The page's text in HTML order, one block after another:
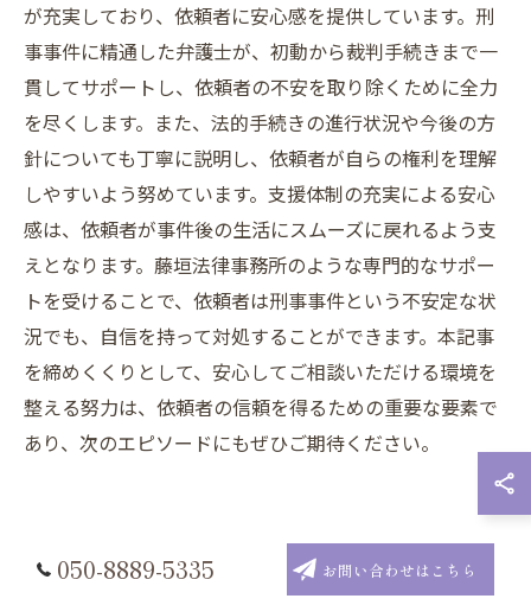
が充実しており、依頼者に安心感を提供しています。刑
事事件に精通した弁護士が、初動から裁判手続きまで一
貫してサポートし、依頼者の不安を取り除くために全力
を尽くします。また、法的手続きの進行状況や今後の方
針についても丁寧に説明し、依頼者が自らの権利を理解
しやすいよう努めています。支援体制の充実による安心
感は、依頼者が事件後の生活にスムーズに戻れるよう支
えとなります。藤垣法律事務所のような専門的なサポー
トを受けることで、依頼者は刑事事件という不安定な状
況でも、自信を持って対処することができます。本記事
を締めくくりとして、安心してご相談いただける環境を
整える努力は、依頼者の信頼を得るための重要な要素で
あり、次のエピソードにもぜひご期待ください。
刑事事件を乗り越えるための法的ア
ドバイスとは
050-8889-5335 お問い合わせはこちら